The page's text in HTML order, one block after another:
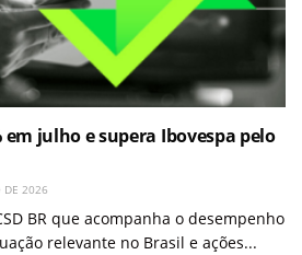
em julho e supera Ibovespa pelo
DE 2026
BR que acompanha o desempenho
relevante no Brasil e ações...